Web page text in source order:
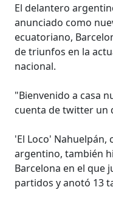
El delantero
anunciado como
ecuatoriano,
de triunfos en la
nacional.
"Bienvenido a casa
cuenta de twitter un
'El Loco' Nahuelpán,
argentino, también
Barcelona en el que
partidos y anotó 13